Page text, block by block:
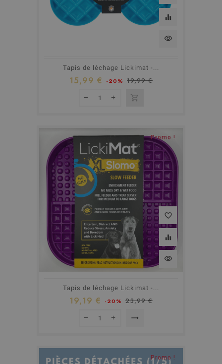
equalizer
visibility
Tapis de léchage Lickimat -...
15,99 € -20% 19,99 €
shopping_cart
Promo !
favorite_border
equalizer
visibility
Tapis de léchage Lickimat -...
19,19 € -20% 23,99 €
trending_flat
Promo !